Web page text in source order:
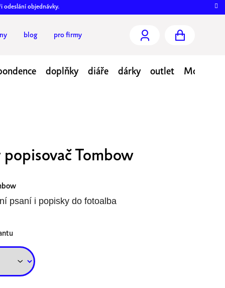
odeslání objednávky.
blog pro firmy
KOŠÍK
doplňky diáře dárky outlet Moje
popisovač Tombow
psaní i popisky do fotoalba